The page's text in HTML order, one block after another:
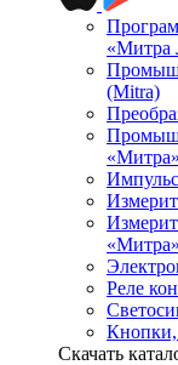
«Митра
(Mitra)
Реле
Кнопки,
Скачать